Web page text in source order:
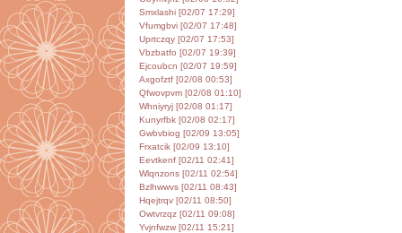
Smxlashi [02/07 17:29]
Vfumgbvi [02/07 17:48]
Uprtczqy [02/07 17:53]
Vbzbatfo [02/07 19:39]
Ejcoubcn [02/07 19:59]
Axgofztf [02/08 00:53]
Qfwovpvm [02/08 01:10]
Whniyryj [02/08 01:17]
Kunyrfbk [02/08 02:17]
Gwbvbiog [02/09 13:05]
Frxatcik [02/09 13:10]
Eevtkenf [02/11 02:41]
Wlqnzons [02/11 02:54]
Bzlhwwvs [02/11 08:43]
Hqejtrqv [02/11 08:50]
Owtvrzqz [02/11 09:08]
Yvjnfwzw [02/11 15:21]